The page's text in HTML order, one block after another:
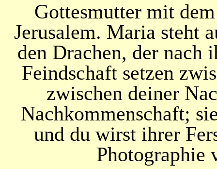
Gottesmutter mit
Jerusalem. Maria steht
den Drachen, der nach
Feindschaft setzen
zwischen deiner
Nachkommenschaft;
und du wirst ihrer
Photographie